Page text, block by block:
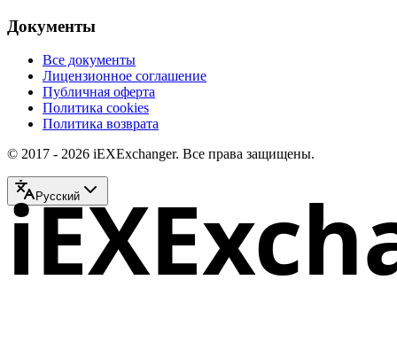
Документы
Все документы
Лицензионное соглашение
Публичная оферта
Политика cookies
Политика возврата
© 2017 - 2026 iEXExchanger. Все права защищены.
Русский